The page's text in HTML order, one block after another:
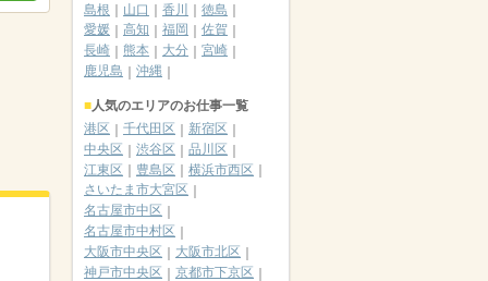
島根
山口 香川
徳島
愛媛
高知 福岡
佐賀
長崎
熊本 大分
宮崎
鹿児島
沖縄
人気のエリアのお仕事一覧
港区
千代田区
新宿区
中央区
渋谷区
品川区
江東区
豊島区
横浜市西区
さいたま市大宮区
名古屋市中区
名古屋市中村区
大阪市中央区
大阪市北区
神戸市中央区
京都市下京区